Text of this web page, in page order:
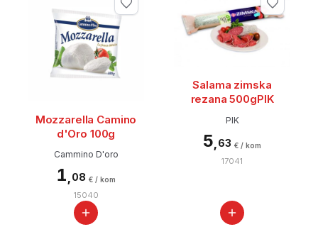
Mozzarella Camino
d'Oro 100g
Cammino D'oro
1 08 € / kom
15040
Salama zimska
rezana 500gPIK
PIK
5 63 € / kom
17041